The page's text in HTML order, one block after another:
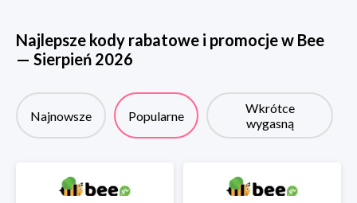
Najlepsze kody rabatowe i promocje w Bee
— Sierpień 2026
Najnowsze Popularne
Wkrótce
wygasną